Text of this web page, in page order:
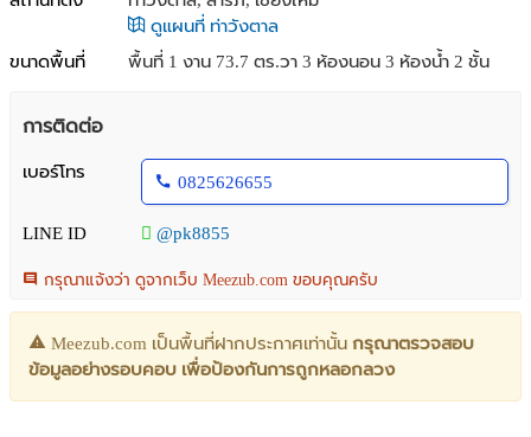
ดูแผนที่ ท่าวังตาล
ขนาดพื้นที่
พื้นที่ 1 งาน 73.7 ตร.วา 3 ห้องนอน 3 ห้องน้ำ 2 ชั้น
การติดต่อ
เบอร์โทร
0825626655
LINE ID @pk8855
กรุณาแจ้งว่า ดูจากเว็บ Meezub.com ขอบคุณครับ
Meezub.com เป็นพื้นที่ฝากประกาศเท่านั้น กรุณาตรวจสอบ
ข้อมูลอย่างรอบคอบ เพื่อป้องกันการถูกหลอกลวง